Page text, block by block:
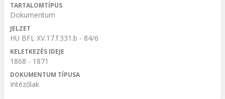
TARTALOMTÍPUS
Dokumentum
JELZET
HU BFL XV.17.f.331.b - 84/6
KELETKEZÉS IDEJE
1868 - 1871
DOKUMENTUM TÍPUSA
Intézőlak